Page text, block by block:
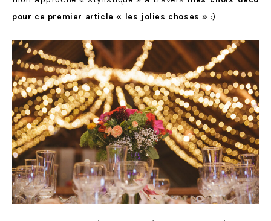
pour ce premier article « les jolies choses » :)